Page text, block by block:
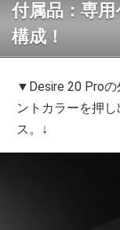
付属品：専
構成！
▼Desire 20 Proの
ントカラーを押
ス。↓